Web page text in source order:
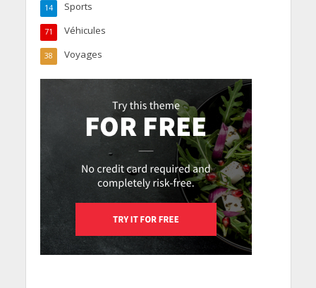
Sports
14
Véhicules
71
Voyages
38